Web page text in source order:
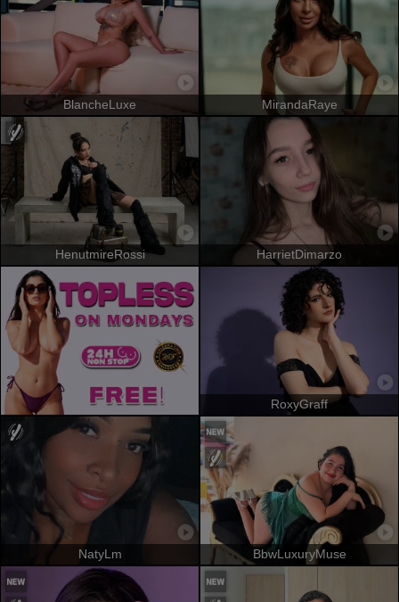
BlancheLuxe MirandaRaye
HenutmireRossi HarrietDimarzo
RoxyGraff
NatyLm BbwLuxuryMuse